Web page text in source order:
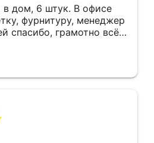
обговаривал, что
это затруднительно -
возможности...
день - отберите
положили не
вниз) и само
обтёрли... К
претензии - порог
плёнкой, которую
в дом, 6 штук. В офисе
фурнитуру, менеджер
спасибо, грамотно всё
Парни
много видел других
видны запилы, щели, но
придраться. Мы с женой